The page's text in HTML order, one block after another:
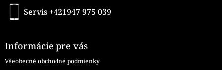
Servis +421947 975 039
Informácie pre vás
Všeobecné obchodné podmienky